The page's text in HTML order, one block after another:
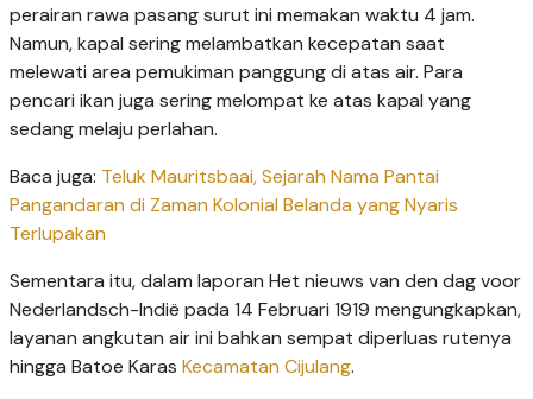
perairan rawa pasang surut ini memakan waktu 4 jam.
Namun, kapal sering melambatkan kecepatan saat
melewati area pemukiman panggung di atas air. Para
pencari ikan juga sering melompat ke atas kapal yang
sedang melaju perlahan.
Baca juga: Teluk Mauritsbaai, Sejarah Nama Pantai
Pangandaran di Zaman Kolonial Belanda yang Nyaris
Terlupakan
Sementara itu, dalam laporan Het nieuws van den dag voor
Nederlandsch-Indië pada 14 Februari 1919 mengungkapkan,
layanan angkutan air ini bahkan sempat diperluas rutenya
hingga Batoe Karas Kecamatan Cijulang.